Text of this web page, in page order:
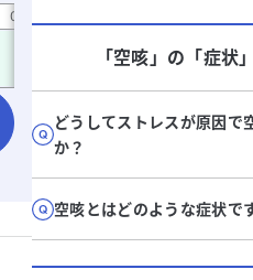
02:15
「空咳」 の「症状
どうしてストレスが原因で
か？
空咳とはどのような症状で